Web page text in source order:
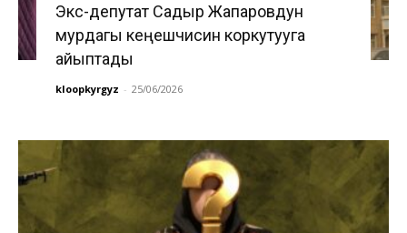
Экс-депутат Садыр Жапаровдун
мурдагы кеңешчисин коркутууга
айыптады
kloopkyrgyz - 25/06/2026